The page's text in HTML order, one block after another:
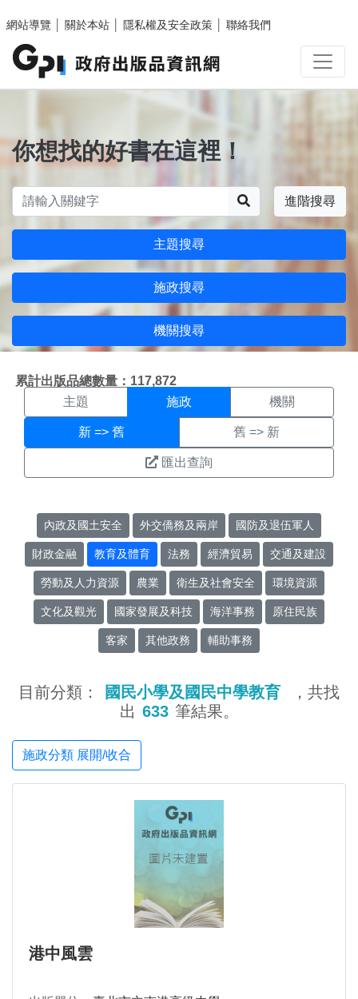
網站導覽
關於本站 隱私權及安全政策 聯絡我們
你想找的好書在這裡！
進階搜尋
主題搜尋
施政搜尋
機關搜尋
累計出版品總數量：117,872
施政搜尋結果頁面
主題 施政 機關
新 => 舊 舊 => 新
匯出查詢
內政及國土安全 外交僑務及兩岸 國防及退伍軍人
財政金融 教育及體育 法務 經濟貿易 交通及建設
勞動及人力資源 農業 衛生及社會安全 環境資源
文化及觀光 國家發展及科技 海洋事務 原住民族
客家 其他政務 輔助事務
目前分類： 國民小學及國民中學教育
，共找
出 633 筆結果。
施政分類 展開/收合
港中風雲